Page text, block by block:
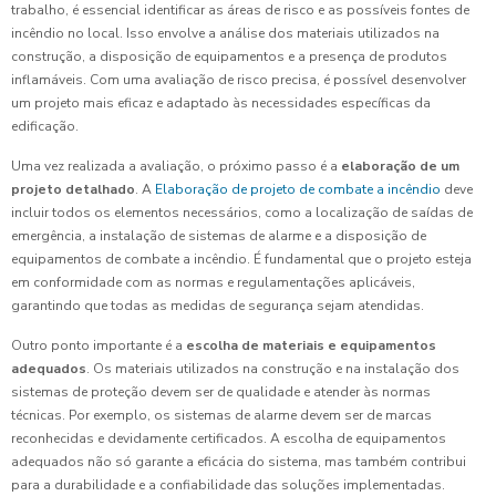
trabalho, é essencial identificar as áreas de risco e as possíveis fontes de
incêndio no local. Isso envolve a análise dos materiais utilizados na
construção, a disposição de equipamentos e a presença de produtos
inflamáveis. Com uma avaliação de risco precisa, é possível desenvolver
um projeto mais eficaz e adaptado às necessidades específicas da
edificação.
Uma vez realizada a avaliação, o próximo passo é a elaboração de um
projeto detalhado. A Elaboração de projeto de combate a incêndio deve
incluir todos os elementos necessários, como a localização de saídas de
emergência, a instalação de sistemas de alarme e a disposição de
equipamentos de combate a incêndio. É fundamental que o projeto esteja
em conformidade com as normas e regulamentações aplicáveis,
garantindo que todas as medidas de segurança sejam atendidas.
Outro ponto importante é a escolha de materiais e equipamentos
adequados. Os materiais utilizados na construção e na instalação dos
sistemas de proteção devem ser de qualidade e atender às normas
técnicas. Por exemplo, os sistemas de alarme devem ser de marcas
reconhecidas e devidamente certificados. A escolha de equipamentos
adequados não só garante a eficácia do sistema, mas também contribui
para a durabilidade e a confiabilidade das soluções implementadas.